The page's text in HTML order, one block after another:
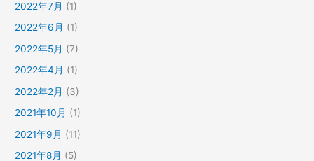
2022年7月 (1)
2022年6月 (1)
2022年5月 (7)
2022年4月 (1)
2022年2月 (3)
2021年10月 (1)
2021年9月 (11)
2021年8月 (5)